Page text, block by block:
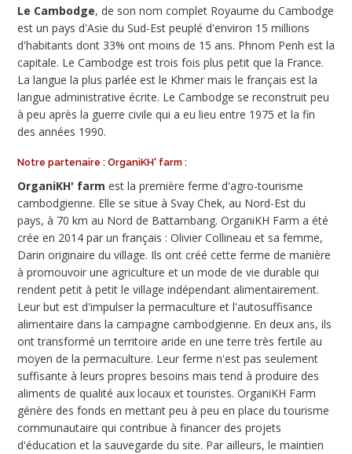
Le Cambodge, de son nom complet Royaume du Cambodge
est un pays d'Asie du Sud-Est peuplé d'environ 15 millions
d'habitants dont 33% ont moins de 15 ans. Phnom Penh est la
capitale. Le Cambodge est trois fois plus petit que la France.
La langue la plus parlée est le Khmer mais le français est la
langue administrative écrite. Le Cambodge se reconstruit peu
à peu après la guerre civile qui a eu lieu entre 1975 et la fin
des années 1990.
Notre partenaire : OrganiKH' farm :
OrganiKH' farm est la première ferme d'agro-tourisme
cambodgienne. Elle se situe à Svay Chek, au Nord-Est du
pays, à 70 km au Nord de Battambang. OrganiKH Farm a été
crée en 2014 par un français : Olivier Collineau et sa femme,
Darin originaire du village. Ils ont créé cette ferme de manière
à promouvoir une agriculture et un mode de vie durable qui
rendent petit à petit le village indépendant alimentairement.
Leur but est d'impulser la permaculture et l'autosuffisance
alimentaire dans la campagne cambodgienne. En deux ans, ils
ont transformé un territoire aride en une terre très fertile au
moyen de la permaculture. Leur ferme n'est pas seulement
suffisante à leurs propres besoins mais tend à produire des
aliments de qualité aux locaux et touristes. OrganiKH Farm
génère des fonds en mettant peu à peu en place du tourisme
communautaire qui contribue à financer des projets
d'éducation et la sauvegarde du site. Par ailleurs, le maintien